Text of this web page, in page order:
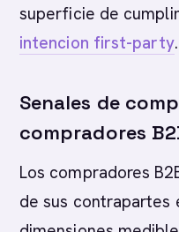
superficie de
intencion first-party.
Senales de
compradores
Los compradores
de sus contrapartes